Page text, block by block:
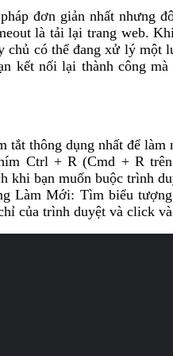
đơn giản nhất nhưng
là tải lại trang web.
chủ có thể đang xử lý
kết nối lại thành công
tắt thông dụng nhất để
Ctrl + R (Cmd + R
khi bạn muốn buộc trình
Làm Mới: Tìm biểu
của trình duyệt và click